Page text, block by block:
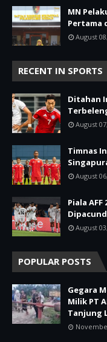
MN
Pertama
August
RECENT IN SPORTS
Ditahan
August
Timnas
August
Piala
August
POPULAR POSTS
Gegara
Milik PT
Tanjung